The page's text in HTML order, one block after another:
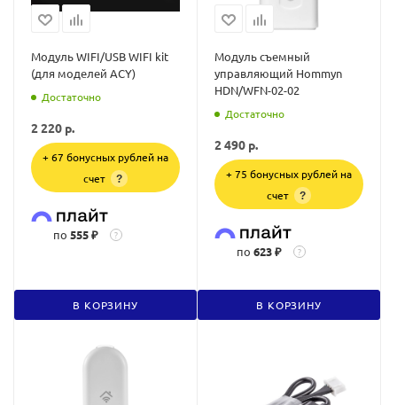
Модуль WIFI/USB WIFI kit
(для моделей ACY)
Достаточно
2 220 р.
+ 67 бонусных рублей на
счет
?
по 555 ₽ ?
В КОРЗИНУ
Модуль съемный
управляющий Hommyn
HDN/WFN-02-02
Достаточно
2 490 р.
+ 75 бонусных рублей на
счет
?
по 623 ₽ ?
В КОРЗИНУ